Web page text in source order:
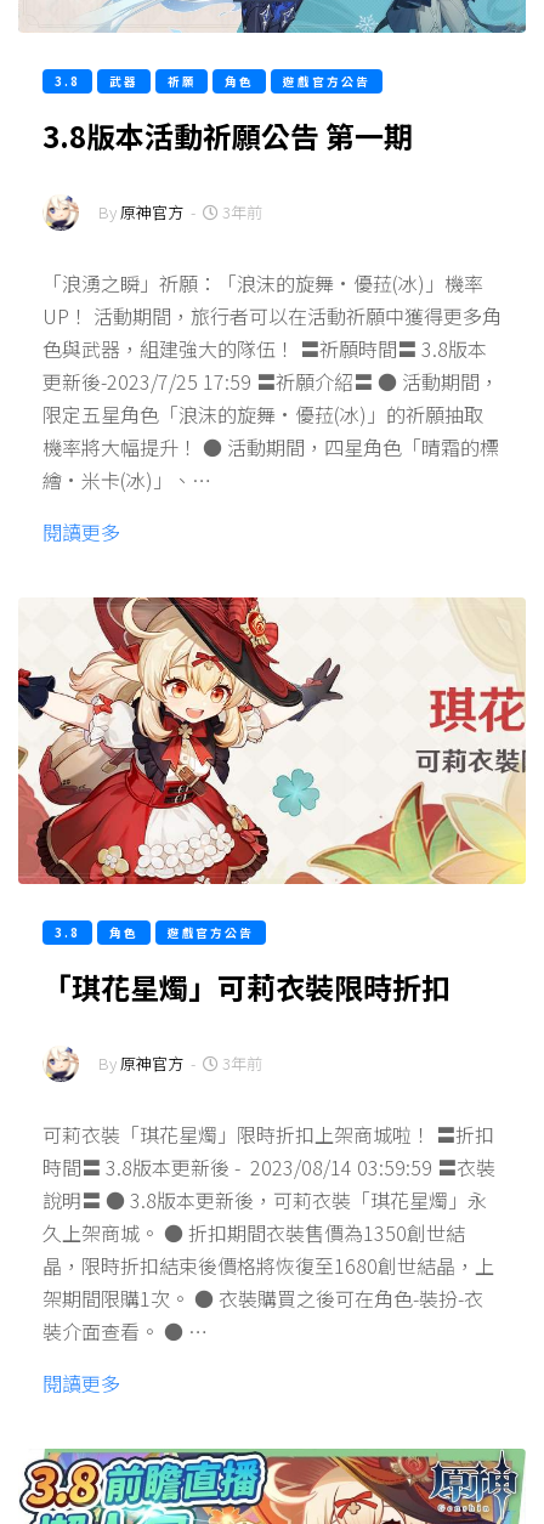
3.8 武器 祈願 角色 遊戲官方公告
3.8版本活動祈願公告 第一期
By原神官方 - 3年前
「浪湧之瞬」祈願：「浪沫的旋舞·優菈(冰)」機率
UP！ 活動期間，旅行者可以在活動祈願中獲得更多角
色與武器，組建強大的隊伍！ 〓祈願時間〓 3.8版本
更新後-2023/7/25 17:59 〓祈願介紹〓 ● 活動期間，
限定五星角色「浪沫的旋舞·優菈(冰)」的祈願抽取
機率將大幅提升！ ● 活動期間，四星角色「晴霜的標
繪·米卡(冰)」、…
閱讀更多
3.8 角色 遊戲官方公告
「琪花星燭」可莉衣裝限時折扣
By 原神官方 - 3年前
可莉衣裝「琪花星燭」限時折扣上架商城啦！ 〓折扣
時間〓 3.8版本更新後 - 2023/08/14 03:59:59 〓衣裝
說明〓 ● 3.8版本更新後，可莉衣裝「琪花星燭」永
久上架商城。 ● 折扣期間衣裝售價為1350創世結
晶，限時折扣結束後價格將恢復至1680創世結晶，上
架期間限購1次。 ● 衣裝購買之後可在角色-裝扮-衣
裝介面查看。 ● …
閱讀更多